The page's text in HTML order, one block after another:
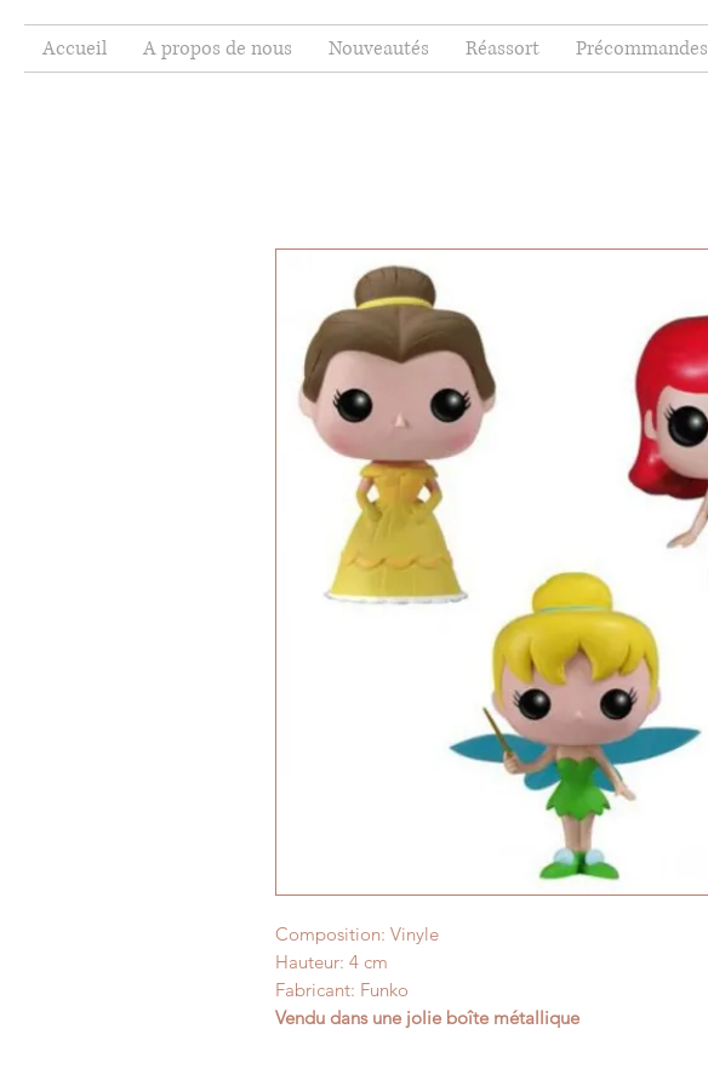
Accueil A propos de nous Nouveautés Réassort Précommandes
Composition: Vinyle
Hauteur: 4 cm
Fabricant: Funko
Vendu dans une jolie boîte métallique